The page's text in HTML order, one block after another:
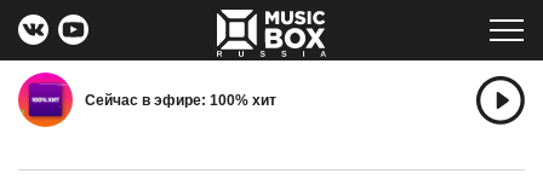
Сейчас в эфире: 100% хит